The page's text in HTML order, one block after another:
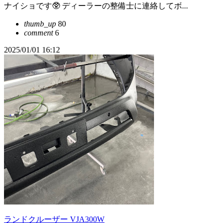
ナイショです🥸 ディーラーの整備士に連絡してボ...
thumb_up 80
comment6
2025/01/01 16:12
ランドクルーザー VJA300W